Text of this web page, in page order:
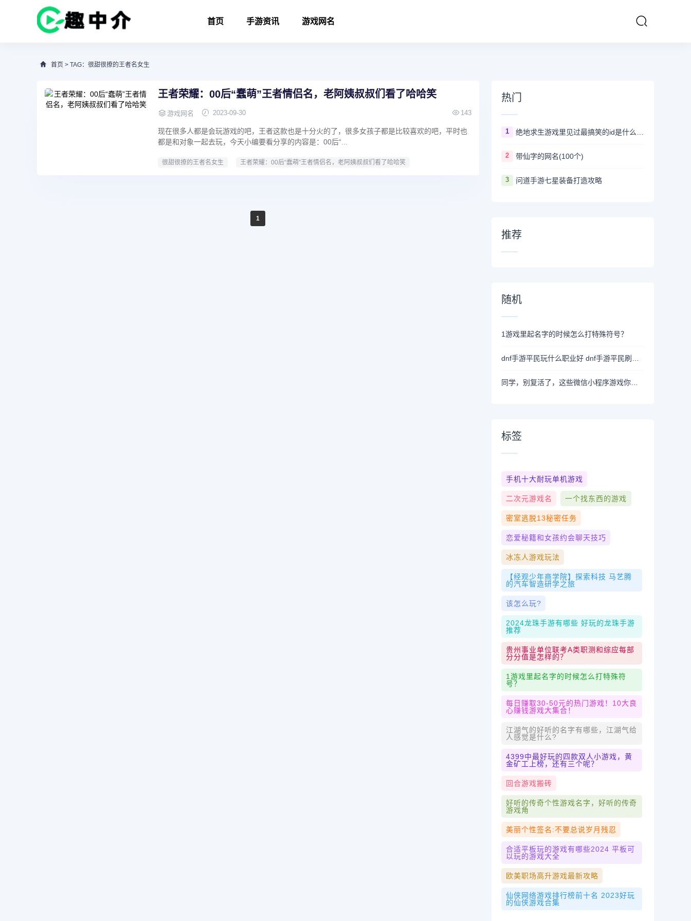
首页 手游资讯 游戏网名
首页 > TAG：很甜很撩的王者名女生
王者荣耀：00后“蠢萌”王者情侣名，老阿姨叔叔们看了哈哈笑
游戏网名 2023-09-30 143
现在很多人都是会玩游戏的吧，王者这款也是十分火的了，很多女孩子都是比较喜欢的吧，平时也
都是和对象一起去玩，今天小编要看分享的内容是：00后“...
很甜很撩的王者名女生 王者荣耀：00后“蠢萌”王者情侣名，老阿姨叔叔们看了哈哈笑
1
热门
1
2 带仙字的网名(100个)
3 问道手游七星装备打造攻略
推荐
随机
1游戏里起名字的时候怎么打特殊符号？
标签
手机十大耐玩单机游戏
二次元游戏名 一个找东西的游戏
密室逃脱13秘密任务
恋爱秘籍和女孩约会聊天技巧
冰冻人游戏玩法
【经观少年商学院】探索科技 马艺腾
的汽车智造研学之旅
该怎么玩?
2024龙珠手游有哪些 好玩的龙珠手游
推荐
贵州事业单位联考A类职测和综应每部
分分值是怎样的？
1游戏里起名字的时候怎么打特殊符
号？
每日赚取30-50元的热门游戏！10大良
心赚钱游戏大集合！
江湖气的好听的名字有哪些，江湖气给
人感觉是什么?
4399中最好玩的四款双人小游戏，黄
金矿工上榜，还有三个呢？
回合游戏搬砖
好听的传奇个性游戏名字，好听的传奇
游戏角
美丽个性签名:不要总说岁月残忍
合适平板玩的游戏有哪些2024 平板可
以玩的游戏大全
欧美职场高升游戏最新攻略
仙侠网络游戏排行榜前十名 2023好玩
的仙侠游戏合集